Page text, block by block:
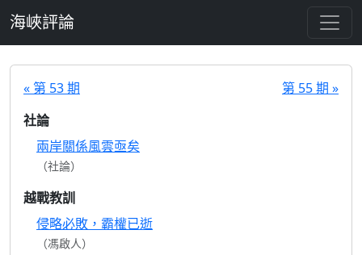
海峽評論
« 第 53 期
第 55 期 »
社論
兩岸關係風雲亟矣
（社論）
越戰教訓
侵略必敗，霸權已逝
（馮啟人）